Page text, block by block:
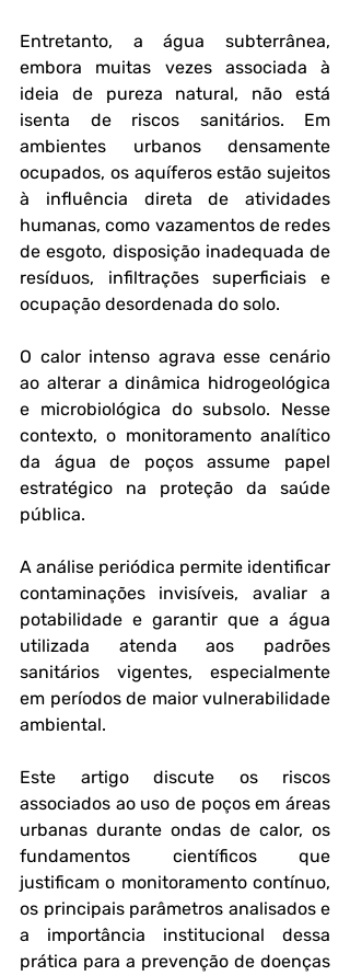
Entretanto, a água subterrânea,
embora muitas vezes associada à
ideia de pureza natural, não está
isenta de riscos sanitários. Em
ambientes urbanos densamente
ocupados, os aquíferos estão sujeitos
à influência direta de atividades
humanas, como vazamentos de redes
de esgoto, disposição inadequada de
resíduos, infiltrações superficiais e
ocupação desordenada do solo.
O calor intenso agrava esse cenário
ao alterar a dinâmica hidrogeológica
e microbiológica do subsolo. Nesse
contexto, o monitoramento analítico
da água de poços assume papel
estratégico na proteção da saúde
pública.
A análise periódica permite identificar
contaminações invisíveis, avaliar a
potabilidade e garantir que a água
utilizada atenda aos padrões
sanitários vigentes, especialmente
em períodos de maior vulnerabilidade
ambiental.
Este artigo discute os riscos
associados ao uso de poços em áreas
urbanas durante ondas de calor, os
fundamentos científicos que
justificam o monitoramento contínuo,
os principais parâmetros analisados e
a importância institucional dessa
prática para a prevenção de doenças